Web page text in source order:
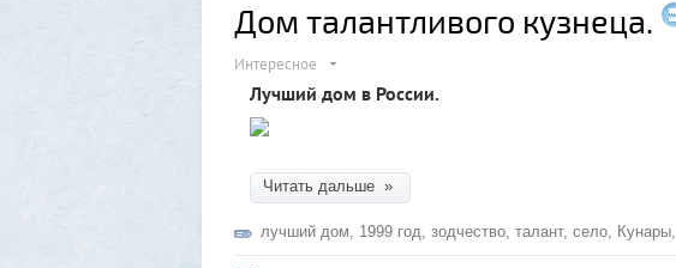
Дом талантливого кузнеца.
Интересное
Лучший дом в России.
Читать дальше »
лучший дом, 1999 год, зодчество, талант, село, Кунары,